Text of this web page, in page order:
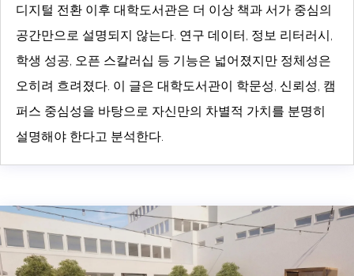
디지털 전환 이후 대학도서관은 더 이상 책과 서가 중심의
공간만으로 설명되지 않는다. 연구 데이터, 정보 리터러시,
학생 성공, 오픈 스칼러십 등 기능은 넓어졌지만 정체성은
오히려 흐려졌다. 이 글은 대학도서관이 학문성, 신뢰성, 캠
퍼스 중심성을 바탕으로 자신만의 차별적 가치를 분명히
설명해야 한다고 분석한다.